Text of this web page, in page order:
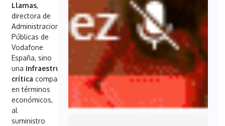
Llamas,
directora de
Administraciones
Públicas de
Vodafone
España, sino
una infraestructura
críticacomparable,
en términos
económicos,
al
suministro